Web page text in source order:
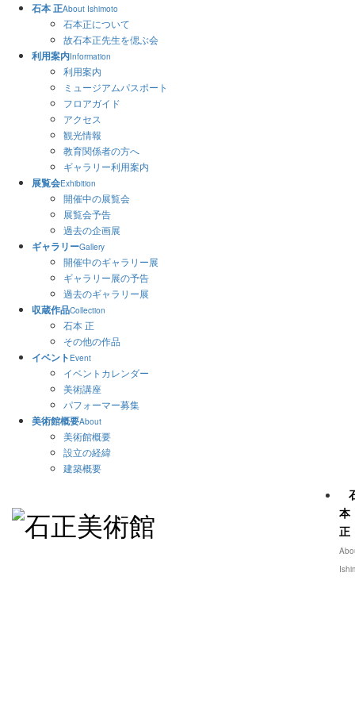
石本 正About Ishimoto
石本正について
故石本正先生を偲ぶ会
利用案内Information
利用案内
ミュージアムパスポート
フロアガイド
アクセス
観光情報
教育関係者の方へ
ギャラリー利用案内
展覧会Exhibition
開催中の展覧会
展覧会予告
過去の企画展
ギャラリーGallery
開催中のギャラリー展
ギャラリー展の予告
過去のギャラリー展
収蔵作品Collection
石本 正
その他の作品
イベント Event
イベントカレンダー
美術講座
パフォーマー募集
美術館概要About
美術館概要
設立の経緯
建築概要
本
正